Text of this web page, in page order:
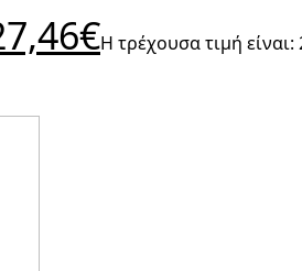
€Η τρέχουσα τιμή είναι: